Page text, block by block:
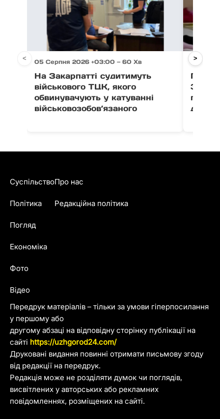
05 Серпня 2026 +03:00 — 60 Хв
На Закарпатті судитимуть
військового ТЦК, якого
обвинувачують у катуванні
військовозобов’язаного
05
Після
< >
Передрук матеріалів – тільки за умови гіперпосилання
у першому або
другому абзаці на відповідну сторінку публікації на
сайті https://uzhgorod24.com/
Друковані видання повинні отримати письмову згоду
від редакції на передрук.
Редакція може не розділяти думок чи поглядів,
висвітлених у авторських або рекламних
повідомленнях, розміщених на сайті.
Суспільство
Політика
Погляд
Економіка
Фото
Відео
Про нас
Редакційна політика